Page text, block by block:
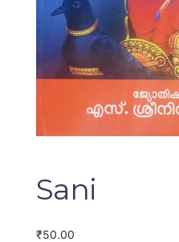
Sani
₹50.00